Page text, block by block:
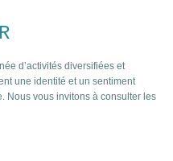
d’activités diversifiées et
une identité et un sentiment
Nous vous invitons à consulter les